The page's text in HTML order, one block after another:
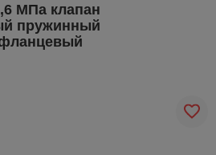
МПа клапан
пружинный